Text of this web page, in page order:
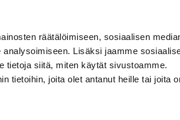
räätälöimiseen, sosiaalisen
Lisäksi jaamme
tietoja siitä, miten käytät sivustoamme.
tietoihin, joita olet antanut heille tai joita